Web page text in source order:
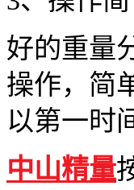
好的重量
操作，简
以第一时
中山精量